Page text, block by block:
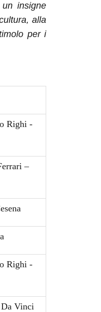
insigne
alla
per i
Righi -
–
Righi -
Vinci